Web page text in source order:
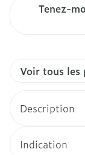
Tenez-
Voir tous les
Description
Indication